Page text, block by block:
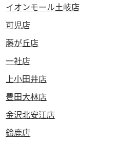
イオンモール土岐店
可児店
藤が丘店
一社店
上小田井店
豊田大林店
金沢北安江店
鈴鹿店